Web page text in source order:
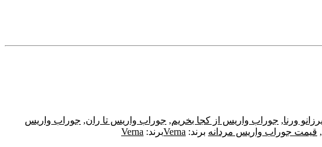
, جوراب واریس از کجا بخریم, جوراب واریس تا ران, جوراب واریس
, قیمت جوراب واریس مردانه برند: Vernaبرند: Verna